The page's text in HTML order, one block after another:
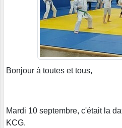
Bonjour à toutes et tous,
Mardi 10 septembre, c'était la
KCG.